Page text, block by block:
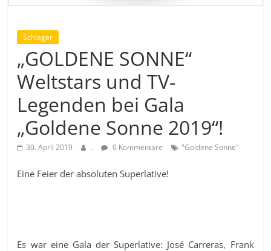
Schlager
„GOLDENE SONNE“
Weltstars und TV-
Legenden bei Gala
„Goldene Sonne 2019“!
30. April 2019 . 0 Kommentare "Goldene Sonne"
Eine Feier der absoluten Superlative!
Es war eine Gala der Superlative: José Carreras, Frank